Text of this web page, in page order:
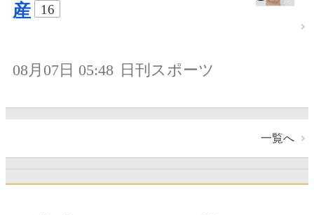
産
16
08月07日 05:48 日刊スポーツ
一覧へ